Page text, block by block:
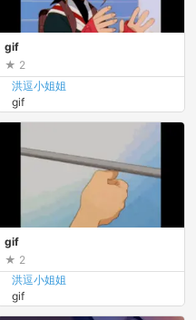
gif
2
洪逗小姐姐
gif
gif
2
洪逗小姐姐
gif